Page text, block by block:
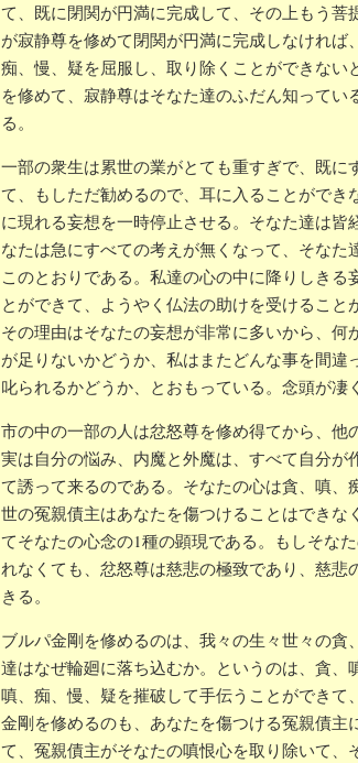
て、既に閉関が円満に完成して、その上もう
が寂静尊を修めて閉関が円満に完成しなければ
痴、慢、疑を屈服し、取り除くことができな
を修めて、寂静尊はそなた達のふだん知って
る。
一部の衆生は累世の業がとても重すぎで、既
て、もしただ勧めるので、耳に入ることがで
に現れる妄想を一時停止させる。そなた達は
なたは急にすべての考えが無くなって、そな
このとおりである。私達の心の中に降りしき
とができて、ようやく仏法の助けを受けること
その理由はそなたの妄想が非常に多いから、
が足りないかどうか、私はまたどんな事を間違
叱られるかどうか、とおもっている。念頭が凄
市の中の一部の人は忿怒尊を修め得てから、他
実は自分の悩み、内魔と外魔は、すべて自分
て誘って来るのである。そなたの心は貪、嗔
世の冤親債主はあなたを傷つけることはでき
てそなたの心念の1種の顕現である。もしそな
れなくても、忿怒尊は慈悲の極致であり、慈
きる。
ブルパ金剛を修めるのは、我々の生々世々の
達はなぜ輪廻に落ち込むか。というのは、貪、
嗔、痴、慢、疑を摧破して手伝うことができ
金剛を修めるのも、あなたを傷つける冤親債
て、冤親債主がそなたの嗔恨心を取り除いて、